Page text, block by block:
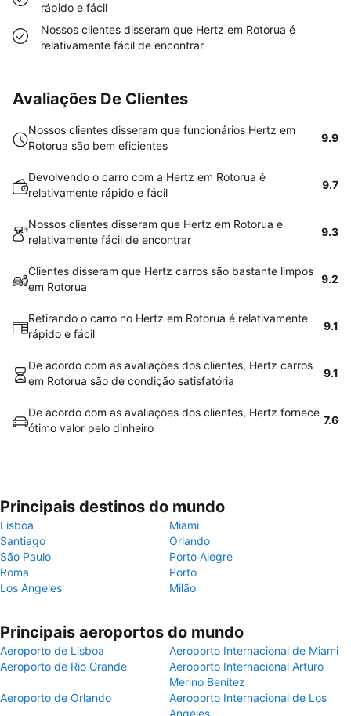
rápido e fácil
Nossos clientes disseram que Hertz em Rotorua é
relativamente fácil de encontrar
Avaliações De Clientes
Nossos clientes disseram que funcionários Hertz em
Rotorua são bem eficientes
9.9
Devolvendo o carro com a Hertz em Rotorua é
relativamente rápido e fácil
9.7
Nossos clientes disseram que Hertz em Rotorua é
relativamente fácil de encontrar
9.3
Clientes disseram que Hertz carros são bastante limpos
em Rotorua
9.2
Retirando o carro no Hertz em Rotorua é relativamente
rápido e fácil
9.1
De acordo com as avaliações dos clientes, Hertz carros
em Rotorua são de condição satisfatória
9.1
De acordo com as avaliações dos clientes, Hertz fornece
ótimo valor pelo dinheiro
7.6
Principais destinos do mundo
Lisboa
Miami
Santiago
Orlando
São Paulo
Porto Alegre
Roma
Porto
Los Angeles
Milão
Principais aeroportos do mundo
Aeroporto de Lisboa
Aeroporto Internacional de Miami
Aeroporto de Rio Grande
Aeroporto Internacional Arturo
Merino Benítez
Aeroporto de Orlando
Aeroporto Internacional de Los
Angeles